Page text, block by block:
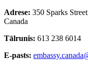
Adrese: 350 Sparks
Canada
Tālrunis: 613 238 6014
E-pasts: